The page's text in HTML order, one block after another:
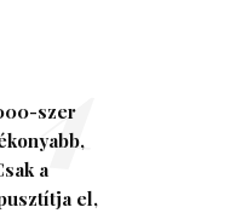
szer
a
el,
4